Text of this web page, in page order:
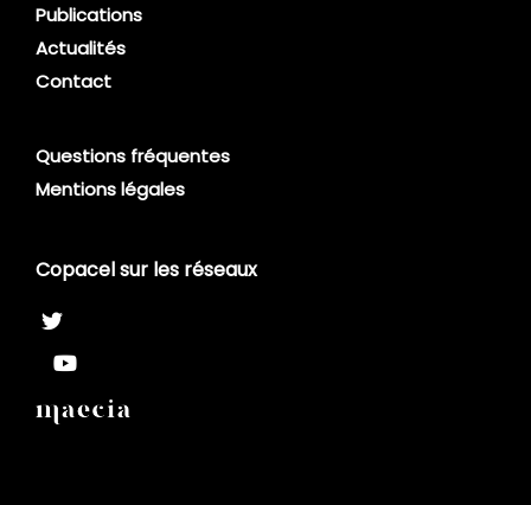
Publications
Actualités
Contact
Questions fréquentes
Mentions légales
Copacel sur les réseaux